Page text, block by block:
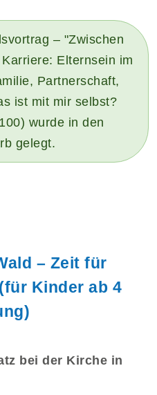
– "Zwischen
Elternsein im
Partnerschaft,
ist mit mir selbst?
wurde in den
gelegt.
– Zeit für
Kinder ab 4
bei der Kirche in